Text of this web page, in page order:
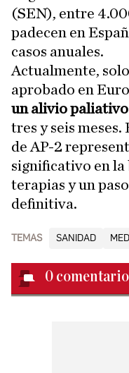
(SEN), entre
padecen en
casos anuales.
Actualmente,
aprobado en
un alivio paliativo
tres y seis
de AP-2
significativo en la
terapias y un
definitiva.
TEMAS SANIDAD
0